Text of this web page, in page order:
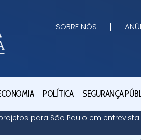
SOBRE NÓS
POLÍTICA SEGURANÇA
para São Paulo em